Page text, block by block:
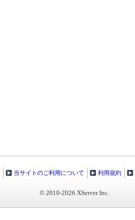
当サイトのご利用について 利用規約
© 2010-2026 XServer Inc.